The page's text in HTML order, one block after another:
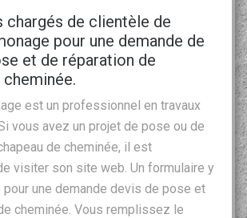
chargés de clientèle de
pour une demande de
et de réparation de
est un professionnel en travaux
vous avez un projet de pose ou de
de cheminée, il est
visiter son site web. Un formulaire y
une demande devis de pose et
cheminée. Vous remplissez le